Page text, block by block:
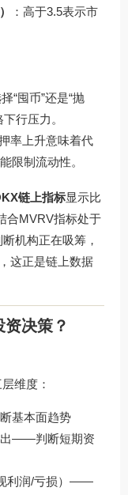
：高于3.5表示市
“囤币”还是“抛
行压力。
率上升意味着代
限制流动性。
链上指标显示比
合MVRV指标处于
机构正在吸筹，
这正是链上数据
决策？
维度：
基本面趋势
出——判断短期资
利润/亏损）——